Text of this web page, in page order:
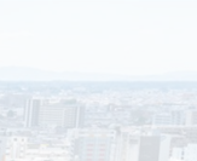
れるのでしょうか？